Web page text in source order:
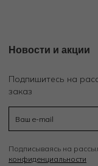
Новости и акции
Подпишитесь на
заказ
Подписываясь на
конфиденциальности